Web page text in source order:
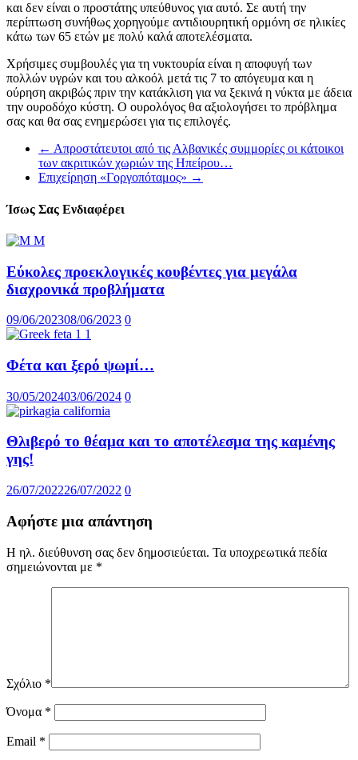
και δεν είναι ο προστάτης υπεύθυνος για αυτό. Σε αυτή την
περίπτωση συνήθως χορηγούμε αντιδιουρητική ορμόνη σε ηλικίες
κάτω των 65 ετών με πολύ καλά αποτελέσματα.
Χρήσιμες συμβουλές για τη νυκτουρία είναι η αποφυγή των
πολλών υγρών και του αλκοόλ μετά τις 7 το απόγευμα και η
ούρηση ακριβώς πριν την κατάκλιση για να ξεκινά η νύκτα με άδεια
την ουροδόχο κύστη. Ο ουρολόγος θα αξιολογήσει το πρόβλημα
σας και θα σας ενημερώσει για τις επιλογές.
← Απροστάτευτοι από τις Αλβανικές συμμορίες οι κάτοικοι
των ακριτικών χωριών της Ηπείρου…
Επιχείρηση «Γοργοπόταμος» →
Ίσως Σας Ενδιαφέρει
Εύκολες προεκλογικές κουβέντες για μεγάλα
διαχρονικά προβλήματα
09/06/202308/06/2023 0
Φέτα και ξερό ψωμί…
30/05/202403/06/2024 0
Θλιβερό το θέαμα και το αποτέλεσμα της καμένης
γης!
26/07/202226/07/2022 0
Αφήστε μια απάντηση
Η ηλ. διεύθυνση σας δεν δημοσιεύεται. Τα υποχρεωτικά πεδία
σημειώνονται με *
Σχόλιο *
Όνομα *
Email *